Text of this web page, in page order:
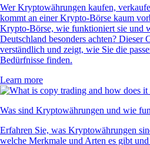
Wer Kryptowährungen kaufen,
kommt an einer Krypto-Börse kaum
Krypto-Börse, wie funktioniert sie und
Deutschland besonders achten? Dieser
verständlich und zeigt, wie Sie die
Bedürfnisse finden.
Learn more
Was sind Kryptowährungen und wie
Erfahren Sie, was Kryptowährungen
welche Merkmale und Arten es gibt